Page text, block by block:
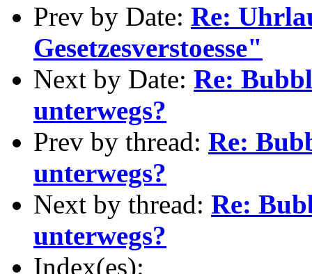
Prev by Date: Re:
Gesetzesverstoesse"
Next by Date: Re:
unterwegs?
Prev by thread: Re:
unterwegs?
Next by thread: Re:
unterwegs?
Index(es):